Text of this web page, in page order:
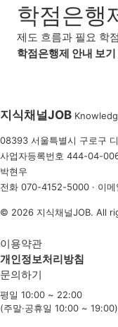
학점은행
제도 흐름과 필요 학
학점은행제 안내 보기
지식채널JOB
08393 서울특별시 구로구
사업자등록번호 444-04-
박현우
전화 070-4152-5000 · 이메
© 2026 지식채널JOB. All
이용약관
개인정보처리방침
문의하기
평일 10:00 ~ 22:00
(주말·공휴일 10:00 ~ 19:00)